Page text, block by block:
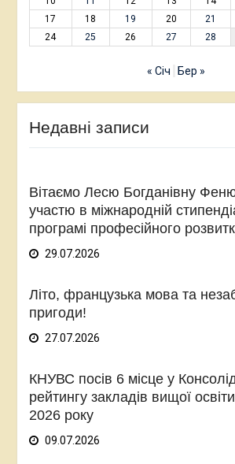
17
18 19 20 21
24
25 26 27 28
« Січ Бер »
Недавні записи
Вітаємо Лесю Богданівну
участю в міжнародній
програмі професійного
29.07.2026
Літо, французька мова та
пригоди!
27.07.2026
КНУВС посів 6 місце у
рейтингу закладів вищої
2026 року
09.07.2026